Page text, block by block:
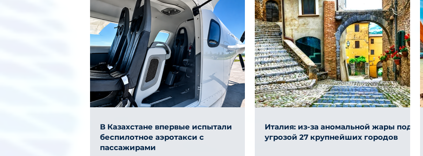
В Казахстане впервые испытали
беспилотное аэротакси с
пассажирами
Италия: из-за аномальной жары под
угрозой 27 крупнейших городов